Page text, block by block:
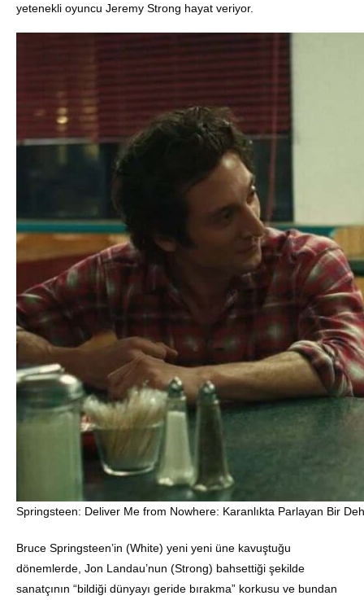
yetenekli oyuncu Jeremy Strong hayat veriyor.
Springsteen: Deliver Me from Nowhere: Karanlıkta Parlayan Bir
Bruce Springsteen’in (White) yeni yeni üne kavuştuğu
dönemlerde, Jon Landau’nun (Strong) bahsettiği şekilde
sanatçının “bildiği dünyayı geride bırakma” korkusu ve bundan